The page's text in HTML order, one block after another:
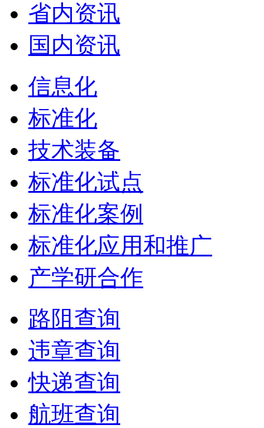
省内资讯
国内资讯
信息化
标准化
技术装备
标准化试点
标准化案例
标准化应用和推广
产学研合作
路阻查询
违章查询
快递查询
航班查询